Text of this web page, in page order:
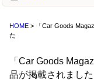
HOME > 「Car Goods
た
「Car Goods
品が掲載されました